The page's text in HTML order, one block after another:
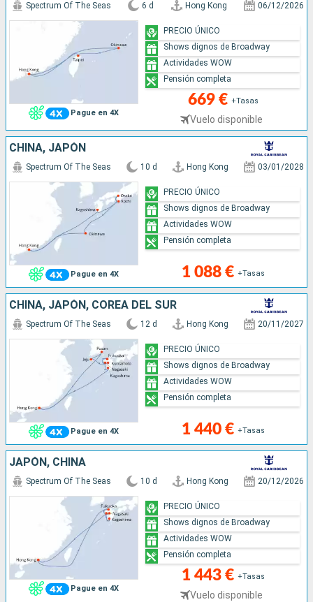
Pague en 4X
Spectrum Of The Seas 6 d Hong Kong 06/12/2026
669 € +Tasas
Vuelo disponible
PRECIO ÚNICO
Shows dignos de Broadway
Actividades WOW
Pensión completa
CHINA, JAPÓN
Pague en 4X
Spectrum Of The Seas 10 d Hong Kong 03/01/2028
1 088 € +Tasas
PRECIO ÚNICO
Shows dignos de Broadway
Actividades WOW
Pensión completa
CHINA, JAPÓN, COREA DEL SUR
Pague en 4X
Spectrum Of The Seas 12 d Hong Kong 20/11/2027
1 440 € +Tasas
PRECIO ÚNICO
Shows dignos de Broadway
Actividades WOW
Pensión completa
JAPÓN, CHINA
Pague en 4X
Spectrum Of The Seas 10 d Hong Kong 20/12/2026
1 443 € +Tasas
Vuelo disponible
PRECIO ÚNICO
Shows dignos de Broadway
Actividades WOW
Pensión completa